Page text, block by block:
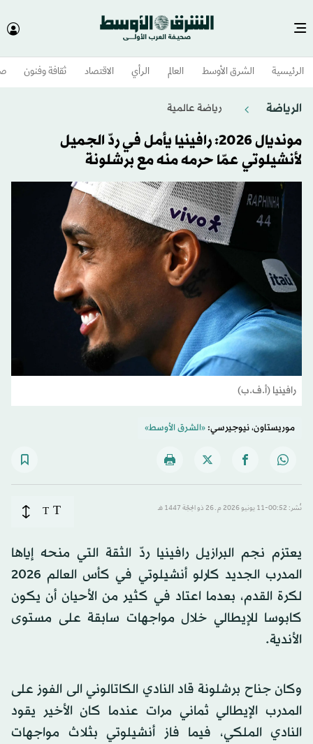
الرئيسية الشرق الأوسط​ العالم الرأي الاقتصاد ثقافة وفنون
الرياضة رياضة عالمية
مونديال 2026: رافينيا يأمل في ردّ الجميل
لأنشيلوتي عمّا حرمه منه مع برشلونة
رافينيا (أ.ف.ب)
موريستاون، نيوجيرسي:«الشرق الأوسط»
نُشر: 00:52-11 يونيو 2026 م ـ 26 ذو الحِجّة 1447 هـ T
T
يعتزم نجم البرازيل رافينيا ردّ الثقة التي منحه إياها
المدرب الجديد كارلو أنشيلوتي في كأس العالم 2026
لكرة القدم، بعدما اعتاد في كثير من الأحيان أن يكون
كابوسا للإيطالي خلال مواجهات سابقة على مستوى
الأندية.
وكان جناح برشلونة قاد النادي الكاتالوني الى الفوز على
المدرب الإيطالي ثماني مرات عندما كان الأخير يقود
النادي الملكي، فيما فاز أنشيلوتي بثلاث مواجهات